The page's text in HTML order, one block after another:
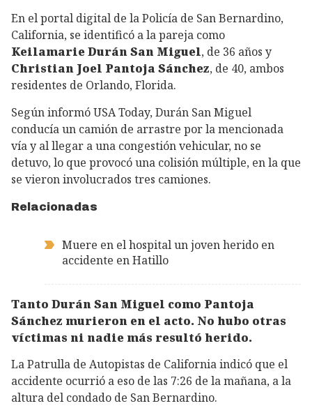
En el portal digital de la Policía de San Bernardino,
California, se identificó a la pareja como
Keilamarie Durán San Miguel, de 36 años y
Christian Joel Pantoja Sánchez, de 40, ambos
residentes de Orlando, Florida.
Según informó USA Today, Durán San Miguel
conducía un camión de arrastre por la mencionada
vía y al llegar a una congestión vehicular, no se
detuvo, lo que provocó una colisión múltiple, en la que
se vieron involucrados tres camiones.
Relacionadas
Muere en el hospital un joven herido en
accidente en Hatillo
Tanto Durán San Miguel como Pantoja
Sánchez murieron en el acto. No hubo otras
víctimas ni nadie más resultó herido.
La Patrulla de Autopistas de California indicó que el
accidente ocurrió a eso de las 7:26 de la mañana, a la
altura del condado de San Bernardino.